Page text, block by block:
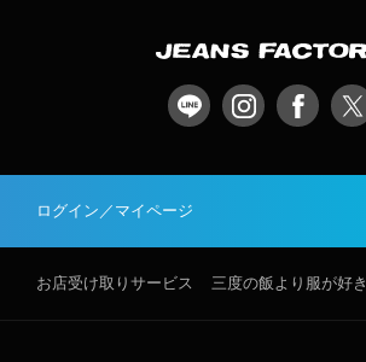
ログイン／マイページ
お店受け取りサービス 三度の飯より服が好き